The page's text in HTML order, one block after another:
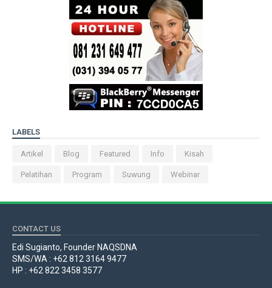
LABELS
Artikel Blog Featured Info Kisah
Pelatihan Program Suwung Webinar
CONTACT US
Edi Sugianto, Founder NAQSDNA
SMS/WA : +62 812 3164 9477
HP : +62 822 3458 3577